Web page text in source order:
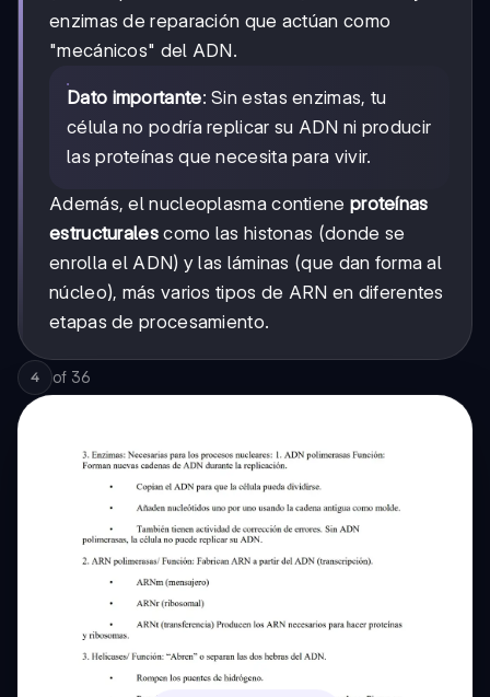
enzimas de reparación que actúan como
"mecánicos" del ADN.
Dato importante: Sin estas enzimas, tu
célula no podría replicar su ADN ni producir
las proteínas que necesita para vivir.
Además, el nucleoplasma contiene proteínas
estructuralescomo las histonas (donde se
enrolla el ADN) y las láminas (que dan forma al
núcleo), más varios tipos de ARN en diferentes
etapas de procesamiento.
4 of 36